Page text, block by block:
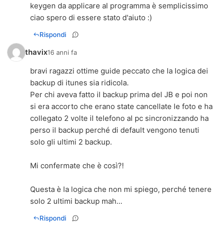
keygen da applicare al programma è semplicissimo
ciao spero di essere stato d'aiuto :)
Rispondi
thavix16 anni fa
bravi ragazzi ottime guide peccato che la logica dei
backup di itunes sia ridicola.
Per chi aveva fatto il backup prima del JB e poi non
si era accorto che erano state cancellate le foto e ha
collegato 2 volte il telefono al pc sincronizzando ha
perso il backup perché di default vengono tenuti
solo gli ultimi 2 backup.
Mi confermate che è così?!
Questa è la logica che non mi spiego, perché tenere
solo 2 ultimi backup mah...
Rispondi